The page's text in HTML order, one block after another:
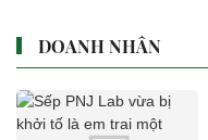
DOANH NHÂN